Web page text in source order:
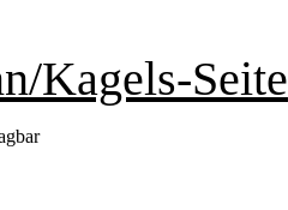
Kagels-Seite